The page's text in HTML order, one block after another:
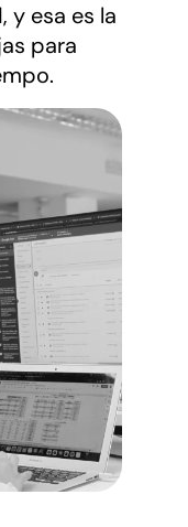
y esa es la
para